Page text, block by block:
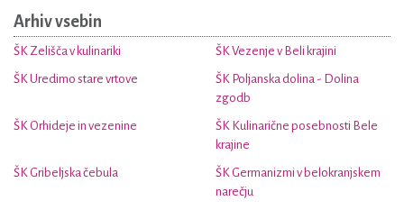
Arhiv vsebin
ŠK Zelišča v kulinariki ŠK Vezenje v Beli krajini
ŠK Uredimo stare vrtove
ŠK Poljanska dolina - Dolina
zgodb
ŠK Orhideje in vezenine
ŠK Kulinarične posebnosti Bele
krajine
ŠK Gribeljska čebula
ŠK Germanizmi v belokranjskem
narečju